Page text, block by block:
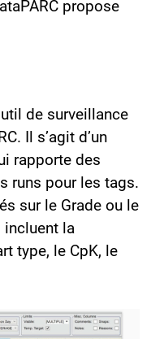
propose
de surveillance
Il s’agit d’un
rapporte des
runs pour les tags.
sur le Grade ou le
la
type, le CpK, le